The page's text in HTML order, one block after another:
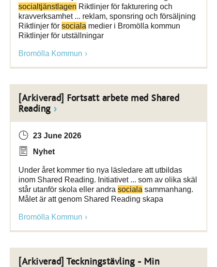
socialtjänstlagen Riktlinjer för fakturering och
kravverksamhet ... reklam, sponsring och försäljning
Riktlinjer för sociala medier i Bromölla kommun
Riktlinjer för utställningar
Bromölla Kommun
[Arkiverad] Fortsatt arbete med Shared
Reading
23 June 2026
Nyhet
Under året kommer tio nya läsledare att utbildas
inom Shared Reading. Initiativet ... som av olika skäl
står utanför skola eller andra sociala sammanhang.
Målet är att genom Shared Reading skapa
Bromölla Kommun
[Arkiverad] Teckningstävling - Min